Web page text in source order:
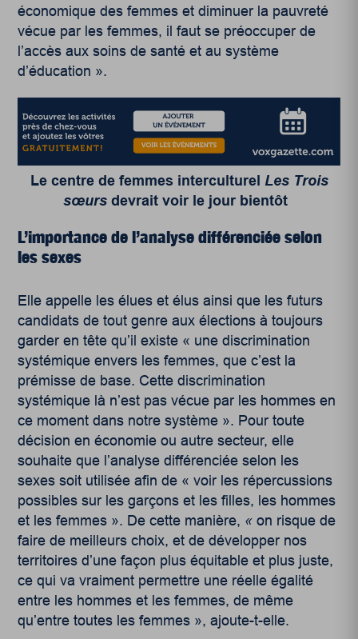
économique des femmes et diminuer la pauvreté
vécue par les femmes, il faut se préoccuper de
l’accès aux soins de santé et au système
d’éducation ».
Le centre de femmes interculturel Les Trois
sœursdevrait voir le jour bientôt
L’importance de l’analyse différenciée selon
les sexes
Elle appelle les élues et élus ainsi que les futurs
candidats de tout genre aux élections à toujours
garder en tête qu’il existe « une discrimination
systémique envers les femmes, que c’est la
prémisse de base. Cette discrimination
systémique là n’est pas vécue par les hommes en
ce moment dans notre système ». Pour toute
décision en économie ou autre secteur, elle
souhaite que l’analyse différenciée selon les
sexes soit utilisée afin de « voir les répercussions
possibles sur les garçons et les filles, les hommes
et les femmes ». De cette manière, «on risque de
faire de meilleurs choix, et de développer nos
territoires d’une façon plus équitable et plus juste,
ce qui va vraiment permettre une réelle égalité
entre les hommes et les femmes, de même
qu’entre toutes les femmes », ajoute-t-elle.